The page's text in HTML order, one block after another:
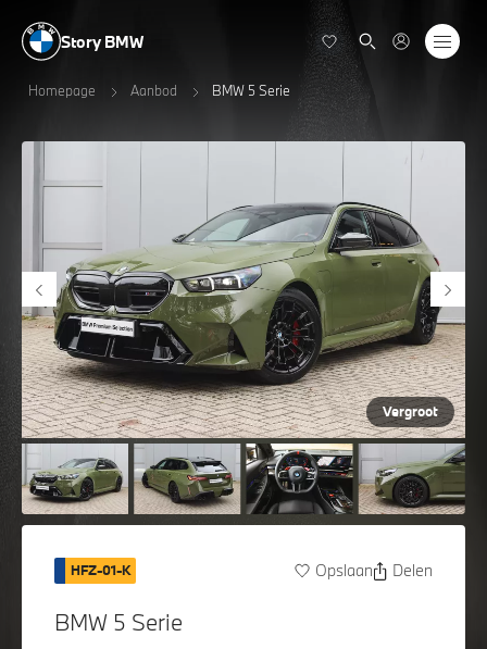
Story BMW
Homepage Aanbod BMW 5 Serie
Vergroot
HFZ-01-K Opslaan Delen
BMW 5 Serie